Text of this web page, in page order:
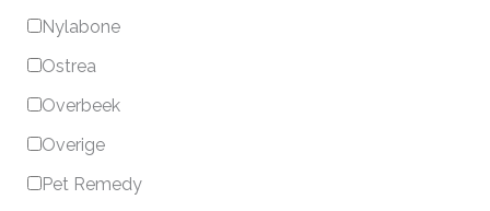
Nylabone
Ostrea
Overbeek
Overige
Pet Remedy